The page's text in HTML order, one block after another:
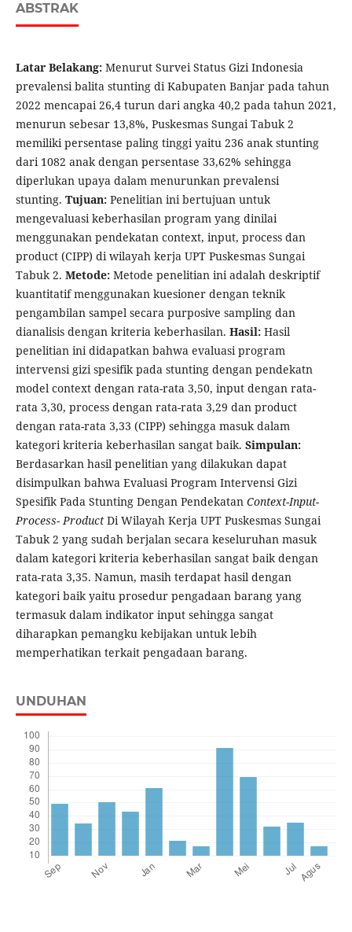
ABSTRAK
Latar Belakang:Menurut Survei Status Gizi Indonesia
prevalensi balita stunting di Kabupaten Banjar pada tahun
2022 mencapai 26,4 turun dari angka 40,2 pada tahun 2021,
menurun sebesar 13,8%, Puskesmas Sungai Tabuk 2
memiliki persentase paling tinggi yaitu 236 anak stunting
dari 1082 anak dengan persentase 33,62% sehingga
diperlukan upaya dalam menurunkan prevalensi
stunting. Tujuan: Penelitian ini bertujuan untuk
mengevaluasi keberhasilan program yang dinilai
menggunakan pendekatan context, input, process dan
product (CIPP) di wilayah kerja UPT Puskesmas Sungai
Tabuk 2. Metode:Metode penelitian ini adalah deskriptif
kuantitatif menggunakan kuesioner dengan teknik
pengambilan sampel secara purposive sampling dan
dianalisis dengan kriteria keberhasilan. Hasil:Hasil
penelitian ini didapatkan bahwa evaluasi program
intervensi gizi spesifik pada stunting dengan pendekatn
model context dengan rata-rata 3,50, input dengan rata-
rata 3,30, process dengan rata-rata 3,29 dan product
dengan rata-rata 3,33 (CIPP) sehingga masuk dalam
kategori kriteria keberhasilan sangat baik. Simpulan:
Berdasarkan hasil penelitian yang dilakukan dapat
disimpulkan bahwa Evaluasi Program Intervensi Gizi
Spesifik Pada Stunting Dengan Pendekatan Context-Input-
Process- ProductDi Wilayah Kerja UPT Puskesmas Sungai
Tabuk 2 yang sudah berjalan secara keseluruhan masuk
dalam kategori kriteria keberhasilan sangat baik dengan
rata-rata 3,35. Namun, masih terdapat hasil dengan
kategori baik yaitu prosedur pengadaan barang yang
termasuk dalam indikator input sehingga sangat
diharapkan pemangku kebijakan untuk lebih
memperhatikan terkait pengadaan barang.
UNDUHAN